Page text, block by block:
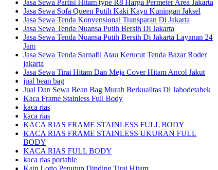
Jasa Sewa Partisi Hitam type R8 Harga Permeter Area Jakarta
Jasa Sewa Sofa Queen Putih Kaki Kayu Kuningan Jaksel
Jasa Sewa Tenda Konvensional Transparan Di Jakarta
Jasa Sewa Tenda Nuansa Putih Bersih Di Jakarta
Jasa Sewa Tenda Nuansa Putih Bersih Di Jakarta Layanan 24
Jam
Jasa Sewa Tenda Sarnafil Atau Kerucut Tenda Bazar Roder
jakarta
Jasa Sewa Tirai Hitam Dan Meja Cover Hitam Ancol Jakut
jual bean bag
Jual Dan Sewa Bean Bag Murah Berkualitas Di Jabodetabek
Kaca Frame Stainless Full Body
kaca rias
kaca rias
KACA RIAS FRAME STAINLESS FULL BODY
KACA RIAS FRAME STAINLESS UKURAN FULL
BODY
KACA RIAS FULL BODY
kaca rias portable
Kain Lotto Penutup Dinding Tirai Hitam